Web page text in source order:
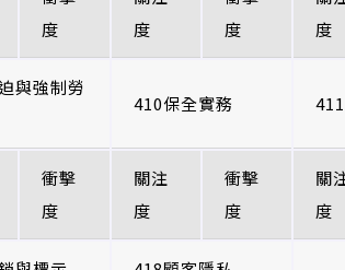
度
度
度
度
與強制勞
410保全實務
衝擊
度
關注
度
衝擊
度
關
度